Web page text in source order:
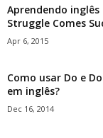
Aprendendo inglês
Struggle Comes
Apr 6, 2015
Como usar Do e
em inglês?
Dec 16, 2014